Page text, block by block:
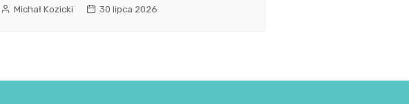
Michał Kozicki 30 lipca 2026